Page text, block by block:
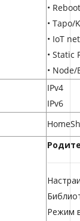
•
• Tapo/
• IoT
• Static
•
IPv4
IPv6
Режим